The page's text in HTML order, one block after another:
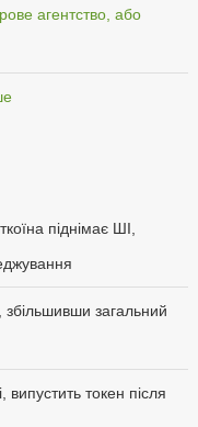
агентство, або
піднімає ШІ,
збільшивши загальний
токен після